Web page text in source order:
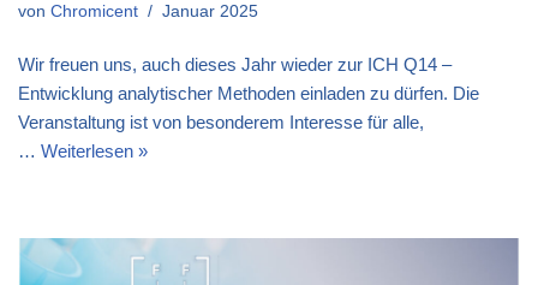
von Chromicent Januar 2025
Wir freuen uns, auch dieses Jahr wieder zur ICH Q14 –
Entwicklung analytischer Methoden einladen zu dürfen. Die
Veranstaltung ist von besonderem Interesse für alle,
… Weiterlesen »